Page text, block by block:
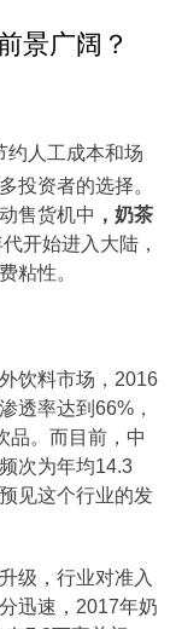
景广阔？
约人工成本和场
投资者的选择。
售货机中 ，奶茶
开始进入大陆，
粘性。
饮料市场，2016
透率达到66%，
品。而目前，中
次为年均14.3
见这个行业的发
级，行业对准入
迅速，2017年奶